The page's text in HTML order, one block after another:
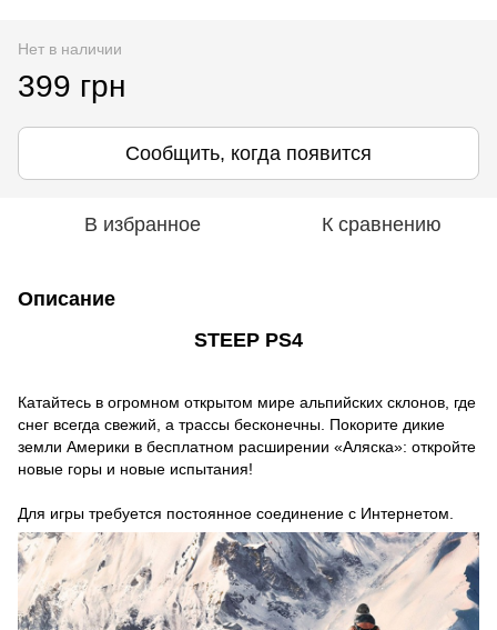
Нет в наличии
399 грн
Сообщить, когда появится
В избранное К сравнению
Описание
STEEP PS4
Катайтесь в огромном открытом мире альпийских склонов, где
снег всегда свежий, а трассы бесконечны. Покорите дикие
земли Америки в бесплатном расширении «Аляска»: откройте
новые горы и новые испытания!
Для игры требуется постоянное соединение с Интернетом.